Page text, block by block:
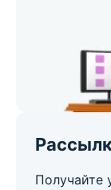
Получайте